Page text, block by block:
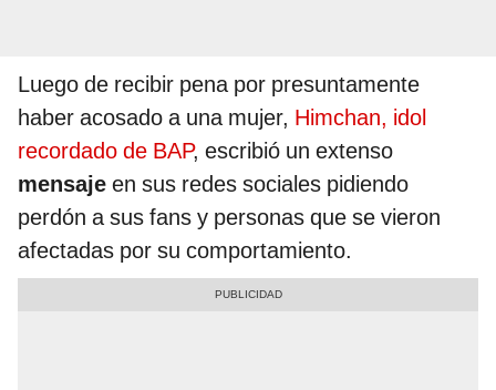
Luego de recibir pena por presuntamente
haber acosado a una mujer, Himchan, idol
recordado de BAP, escribió un extenso
mensaje en sus redes sociales pidiendo
perdón a sus fans y personas que se vieron
afectadas por su comportamiento.